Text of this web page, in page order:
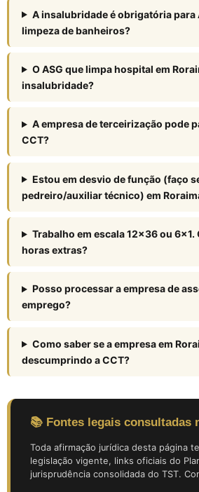
A insalubridade é obrigatória para
limpeza de banheiros?
O ASG que limpa hospital em
insalubridade?
A empresa de terceirização pode
CCT?
Estou em desvio de função (faço
pedreiro/auxiliar técnico) em
Trabalho em escala 12×36 ou
horas extras?
Posso processar a empresa de
emprego?
Como saber se a empresa em
descumprindo a CCT?
📚 Fontes legais consultadas
Toda afirmação jurídica desta página
legislação vigente, links oficiais do
jurisprudência consolidada do TST.